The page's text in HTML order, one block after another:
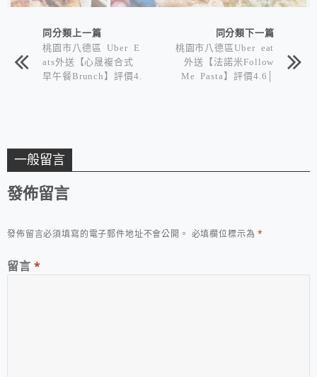
同分類上一篇
桃園市八德區 Uber E
ats外送【心晟複合式
早午餐Brunch】評價4.
同分類下一篇
桃園市八德區Uber eat
外送【法諾米Follow
Me Pasta】評價4.6│
一般留言
發佈留言
發佈留言必須填寫的電子郵件地址不會公開。 必填欄位標示為*
留言 *